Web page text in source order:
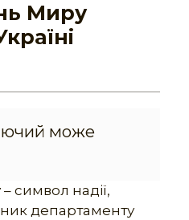
Миру
може
символ надії,
департаменту